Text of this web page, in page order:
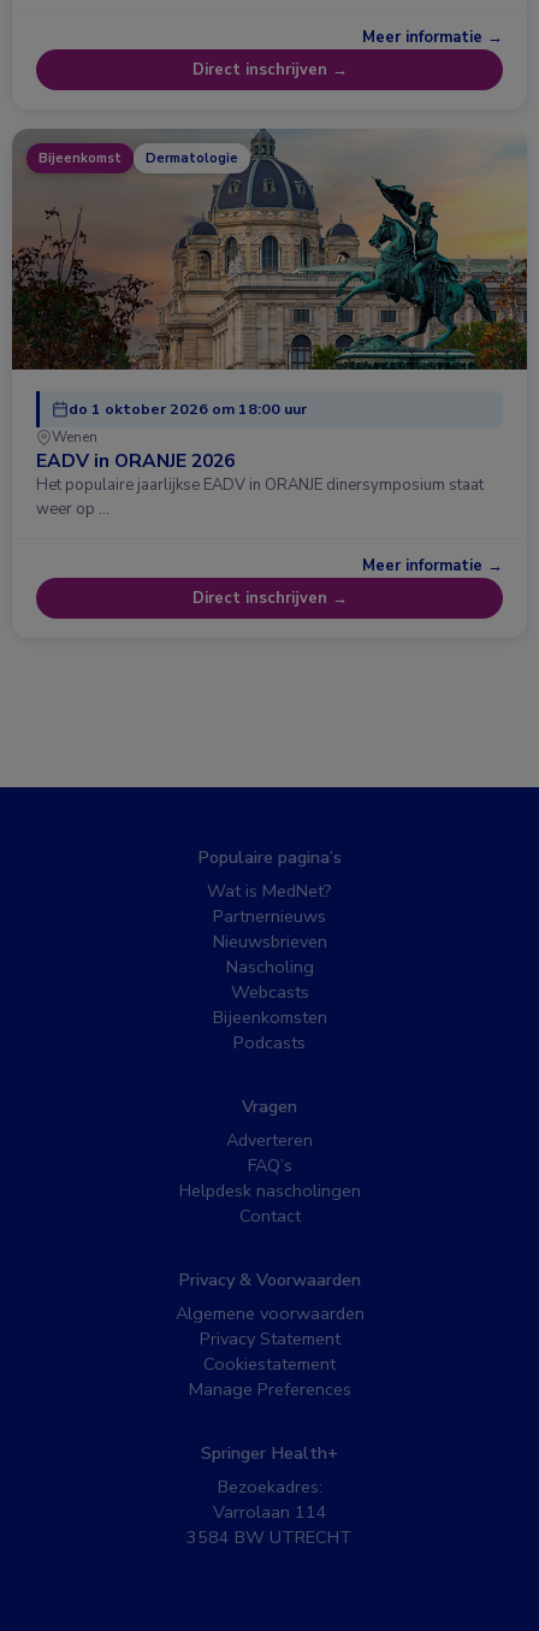
Meer informatie →
Direct inschrijven →
Bijeenkomst Dermatologie
do 1 oktober 2026 om 18:00 uur
Wenen
EADV in ORANJE 2026
Het populaire jaarlijkse EADV in ORANJE dinersymposium staat
weer op …
Meer informatie →
Direct inschrijven →
Populaire pagina’s
Wat is MedNet?
Partnernieuws
Nieuwsbrieven
Nascholing
Webcasts
Bijeenkomsten
Podcasts
Vragen
Adverteren
FAQ’s
Helpdesk nascholingen
Contact
Privacy & Voorwaarden
Algemene voorwaarden
Privacy Statement
Cookiestatement
Manage Preferences
Springer Health+
Bezoekadres:
Varrolaan 114
3584 BW UTRECHT